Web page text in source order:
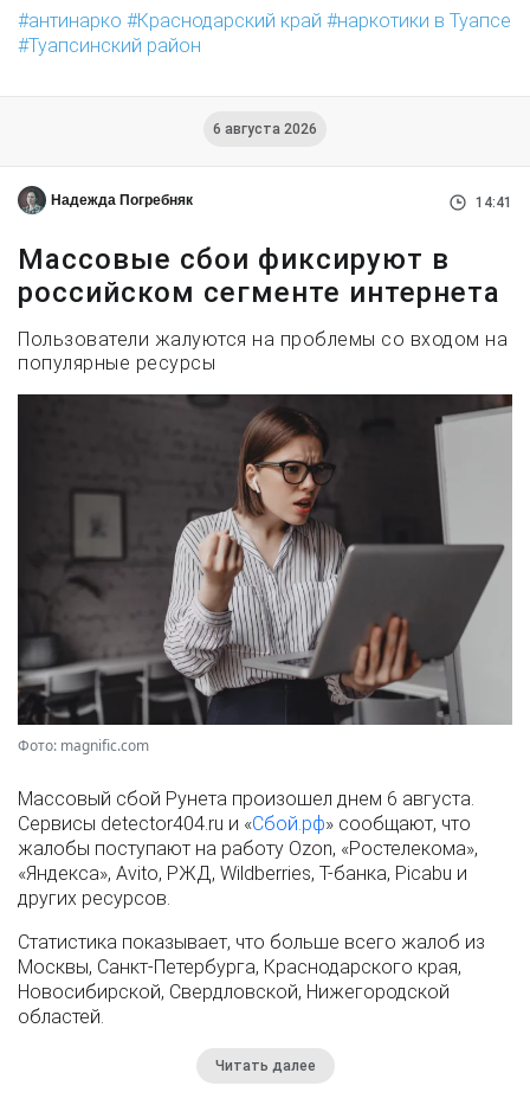
антинарко
Краснодарский край
наркотики в Туапсе
Туапсинский район
6 августа 2026
Надежда Погребняк 14:41
Массовые сбои фиксируют в
российском сегменте интернета
Пользователи жалуются на проблемы со входом на
популярные ресурсы
Фото: magnific.com
Массовый сбой Рунета произошел днем 6 августа.
Сервисы detector404.ru и «Сбой.рф» сообщают, что
жалобы поступают на работу Ozon, «Ростелекома»,
«Яндекса», Avito, РЖД, Wildberries, Т-банка, Picabu и
других ресурсов.
Статистика показывает, что больше всего жалоб из
Москвы, Санкт-Петербурга, Краснодарского края,
Новосибирской, Свердловской, Нижегородской
областей.
Читать далее